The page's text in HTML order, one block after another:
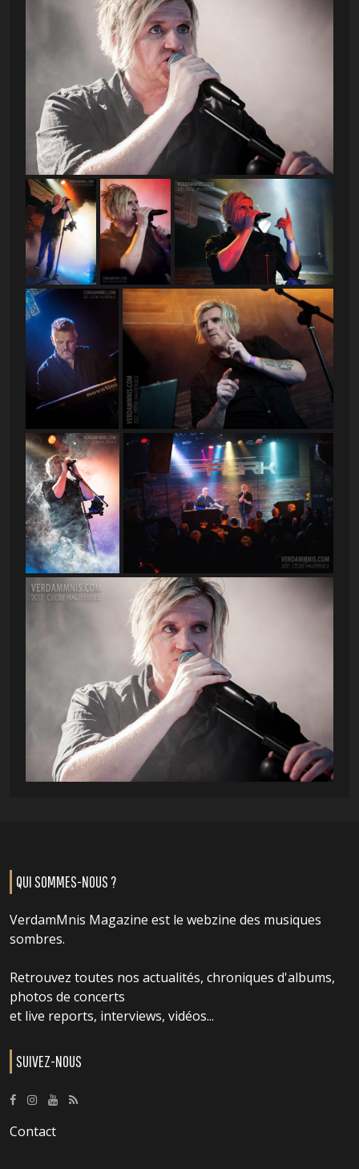
QUI SOMMES-NOUS ?
VerdamMnis Magazine est le webzine des musiques
sombres.
Retrouvez toutes nos actualités, chroniques d'albums,
photos de concerts
et live reports, interviews, vidéos...
SUIVEZ-NOUS
Contact